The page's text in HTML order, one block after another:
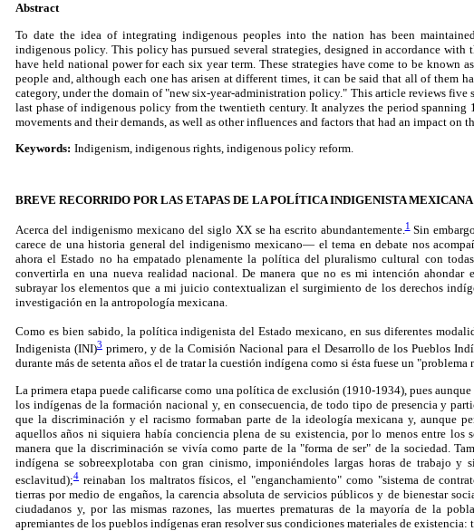
Abstract
To date the idea of integrating indigenous peoples into the nation has been
indigenous policy. This policy has pursued several strategies, designed in accordance
have held national power for each six year term. These strategies have come to be known
people and, although each one has arisen at different times, it can be said that all of them
category, under the domain of "new six-year-administration policy." This article reviews five
last phase of indigenous policy from the twentieth century. It analyzes the period
movements and their demands, as well as other influences and factors that had an impact on
Keywords: Indigenism, indigenous rights, indigenous policy reform.
BREVE RECORRIDO POR LAS ETAPAS DE LA POLÍTICA INDIGENISTA MEXICANA
Acerca del indigenismo mexicano del siglo XX se ha escrito abundantemente.1Sin
carece de una historia general del indigenismo mexicano— el tema en debate nos
ahora el Estado no ha empatado plenamente la política del pluralismo cultural con
convertirla en una nueva realidad nacional. De manera que no es mi intención ahondar
subrayar los elementos que a mi juicio contextualizan el surgimiento de los derechos
investigación en la antropología mexicana.
Como es bien sabido, la política indigenista del Estado mexicano, en sus diferentes
Indigenista (INI)3primero, y de la Comisión Nacional para el Desarrollo de los Pueblos
durante más de setenta años el de tratar la cuestión indígena como si ésta fuese un "problema
La primera etapa puede calificarse como una política de exclusión (1910-1934), pues aunque
los indígenas de la formación nacional y, en consecuencia, de todo tipo de presencia y
que la discriminación y el racismo formaban parte de la ideología mexicana y, aunque
aquellos años ni siquiera había conciencia plena de su existencia, por lo menos entre los
manera que la discriminación se vivía como parte de la "forma de ser" de la sociedad.
indígena se sobreexplotaba con gran cinismo, imponiéndoles largas horas de trabajo y
esclavitud);4 reinaban los maltratos físicos, el "enganchamiento" como "sistema de
tierras por medio de engaños, la carencia absoluta de servicios públicos y de bienestar
ciudadanos y, por las mismas razones, las muertes prematuras de la mayoría de la
apremiantes de los pueblos indígenas eran resolver sus condiciones materiales de